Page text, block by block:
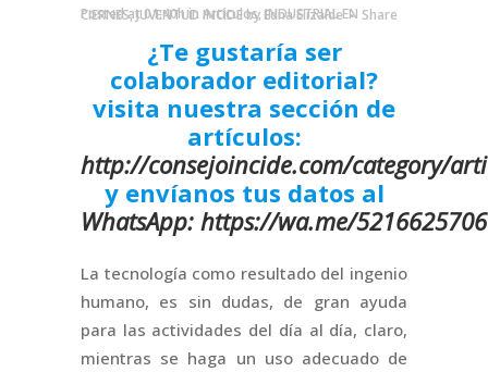
Posted at 01:40hin Artículos,
INDUSTRIAL EN CIERNES,JUVENTUD INCIDEby Edna Elizalde Share
¿Te gustaría ser
colaborador editorial?
visita nuestra sección de
artículos:
http://consejoincide.com/category/
y envíanos tus datos al
WhatsApp: https://wa.me/
La tecnología como resultado del ingenio
humano, es sin dudas, de gran ayuda
para las actividades del día al día, claro,
mientras se haga un uso adecuado de